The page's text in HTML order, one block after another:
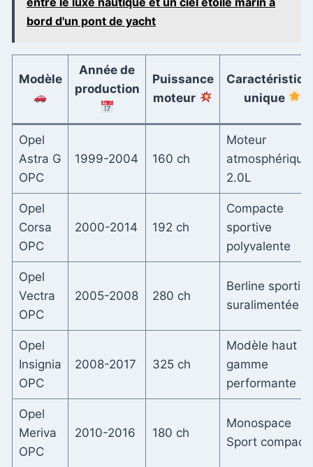
bord d'un pont de yacht
Modèle
Année de
production
Puissance
moteur
unique
Opel
Astra G
OPC
1999-2004 160 ch
Moteur
atmosphérique
2.0L
Opel
Corsa
OPC
2000-2014 192 ch
Compacte
sportive
polyvalente
Opel
Vectra
OPC
2005-2008 280 ch
Berline sportive
suralimentée
Opel
Insignia
OPC
2008-2017 325 ch
Modèle haut
gamme
performante
Opel
Meriva
OPC
2010-2016 180 ch
Monospace
Sport compact